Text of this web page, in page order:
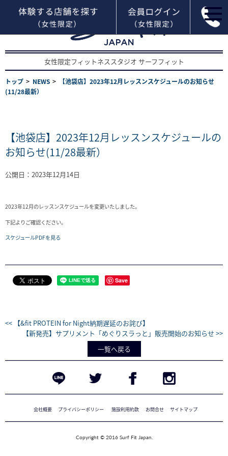
女性限定フィットネススタジオ サーフフィット
トップ NEWS
【池袋店】2023年12月レッスンスケジュールのお知らせ
(11/28最新）
【池袋店】2023年12月レッスンスケジュールの
お知らせ(11/28最新）
公開日：2023年12月14日
2023年12月のレッスンスケジュールを変更いたしました。
下記よりご確認ください。
スケジュールPDFを見る
Save
<< 【&fit PROTEIN for Night納期遅延のお詫び】
【新発売】サプリメント「めぐりスラっと」販売開始のお知らせ >>
一覧へ戻る
会社概要 プライバシーポリシー 施設利用約款 お問合せ サイトマップ
Copyright © 2016 Surf Fit Japan.